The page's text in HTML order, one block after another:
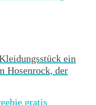
ein
Hosenrock, der